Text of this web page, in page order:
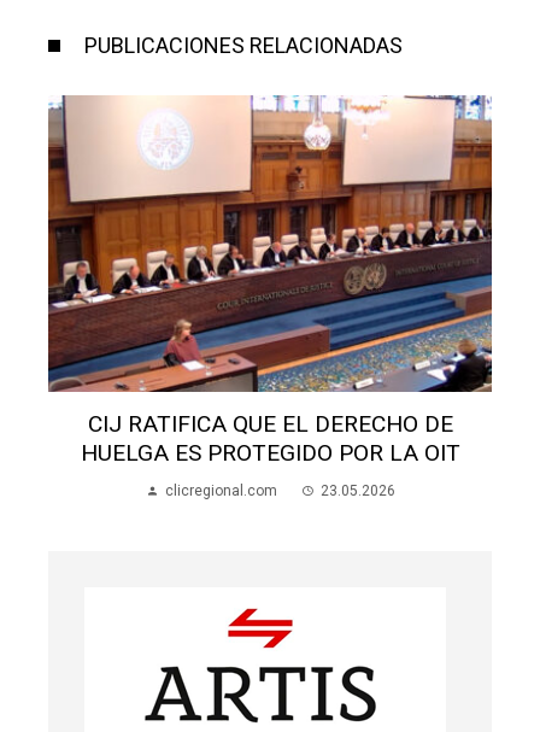
PUBLICACIONES RELACIONADAS
EJÉRCITO TOMA MEDIDAS POR ÉBOLA
EN RDC
clicregional.com 21.05.2026